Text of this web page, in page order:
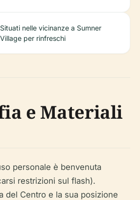
Situati nelle vicinanze a Sumner
Village per rinfreschi
e Materiali
personale è benvenuta
restrizioni sul flash).
del Centro e la sua posizione